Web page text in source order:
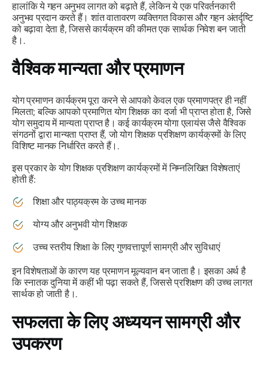
हालांकि ये गहन अनुभव लागत को बढ़ाते हैं, लेकिन ये एक परिवर्तनकारी
अनुभव प्रदान करते हैं। शांत वातावरण व्यक्तिगत विकास और गहन अंतर्दृष्टि
को बढ़ावा देता है, जिससे कार्यक्रम की कीमत एक सार्थक निवेश बन जाती
है।.
वैश्विक मान्यता और प्रमाणन
योग प्रमाणन कार्यक्रम पूरा करने से आपको केवल एक प्रमाणपत्र ही नहीं
मिलता; बल्कि आपको प्रमाणित योग शिक्षक का दर्जा भी प्राप्त होता है, जिसे
योग समुदाय में मान्यता प्राप्त है। कई कार्यक्रम योगा एलायंस जैसे वैश्विक
संगठनों द्वारा मान्यता प्राप्त हैं, जो योग शिक्षक प्रशिक्षण कार्यक्रमों के लिए
विशिष्ट मानक निर्धारित करते हैं।.
इस प्रकार के योग शिक्षक प्रशिक्षण कार्यक्रमों में निम्नलिखित विशेषताएं
होती हैं:
शिक्षा और पाठ्यक्रम के उच्च मानक
योग्य और अनुभवी योग शिक्षक
उच्च स्तरीय शिक्षा के लिए गुणवत्तापूर्ण सामग्री और सुविधाएं
इन विशेषताओं के कारण यह प्रमाणन मूल्यवान बन जाता है। इसका अर्थ है
कि स्नातक दुनिया में कहीं भी पढ़ा सकते हैं, जिससे प्रशिक्षण की उच्च लागत
सार्थक हो जाती है।.
सफलता के लिए अध्ययन सामग्री और
उपकरण